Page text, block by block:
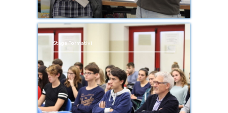
Stage Formativi